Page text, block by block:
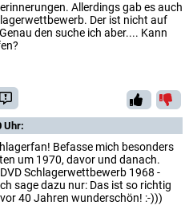
Allerdings gab es auch
Der ist nicht auf
den suche ich aber.... Kann
Uhr:
Befasse mich besonders
um 1970, davor und danach.
Schlagerwettbewerb 1968 -
sage dazu nur: Das ist so richtig
40 Jahren wunderschön! :-)))